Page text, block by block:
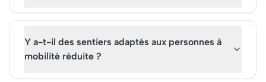
Y a-t-il des sentiers adaptés aux personnes à
mobilité réduite ?